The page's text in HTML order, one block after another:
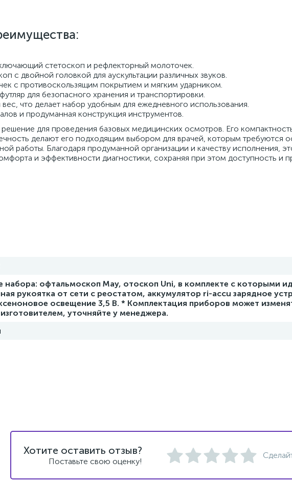
стетоскоп и рефлекторный молоточек.
с двойной головкой для аускультации различных звуков.
с противоскользящим покрытием и мягким ударником.
для безопасного хранения и транспортировки.
что делает набор удобным для ежедневного использования.
и продуманная конструкция инструментов.
для проведения базовых медицинских осмотров. Его
делают его подходящим выбором для врачей, которым требуются
работы. Благодаря продуманной организации и качеству исполнения,
и эффективности диагностики, сохраняя при этом доступность и
набора: офтальмоскоп May, отоскоп Uni, в комплекте с которыми
рукоятка от сети с реостатом, аккумулятор ri-accu зарядное
освещение 3,5 В. * Комплектация приборов может
уточняйте у менеджера.
Хотите оставить отзыв?
Поставьте свою оценку!